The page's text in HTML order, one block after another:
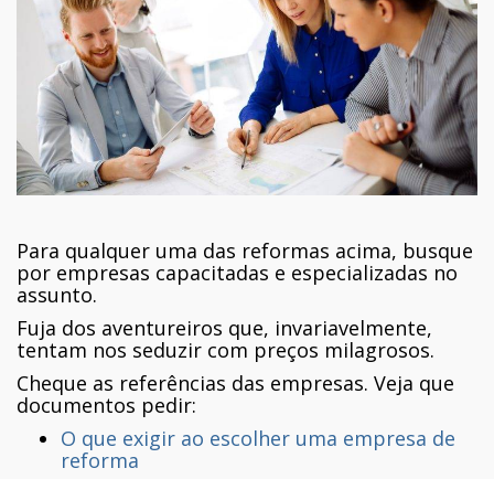
Para qualquer uma das reformas acima, busque
por empresas capacitadas e especializadas no
assunto.
Fuja dos aventureiros que, invariavelmente,
tentam nos seduzir com preços milagrosos.
Cheque as referências das empresas. Veja que
documentos pedir:
O que exigir ao escolher uma empresa de
reforma